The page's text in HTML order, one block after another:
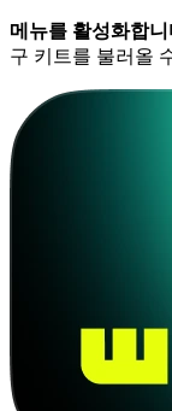
메뉴를 활성화합니
구 키트를 불러올